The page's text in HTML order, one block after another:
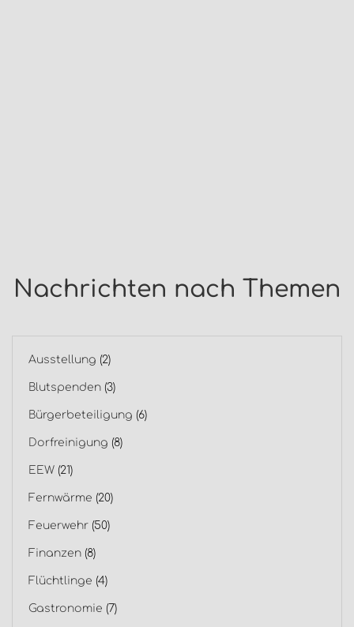
Nachrichten nach Themen
Ausstellung (2)
Blutspenden (3)
Bürgerbeteiligung (6)
Dorfreinigung (8)
EEW (21)
Fernwärme (20)
Feuerwehr (50)
Finanzen (8)
Flüchtlinge (4)
Gastronomie (7)